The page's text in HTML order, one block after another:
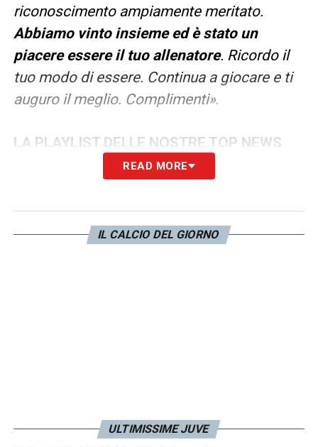
riconoscimento ampiamente meritato.
Abbiamo vinto insieme ed è stato un
piacere essere il tuo allenatore. Ricordo il
tuo modo di essere. Continua a giocare e ti
auguro il meglio. Complimenti».
LA PLAYLIST DELLE NOSTRE TOP NEWS
READ MORE
IL CALCIO DEL GIORNO
ULTIMISSIME JUVE